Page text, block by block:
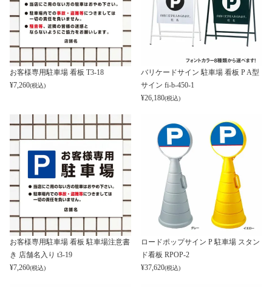
お客様専用駐車場 看板 T3-18
¥7,260(税込)
バリケードサイン 駐車場 看板 P A型
サイン fi-b-450-1
¥26,180(税込)
お客様専用駐車場 看板 駐車場注意書
き 店舗名入り t3-19
¥7,260(税込)
ロードポップサイン P 駐車場 スタン
ド看板 RPOP-2
¥37,620(税込)